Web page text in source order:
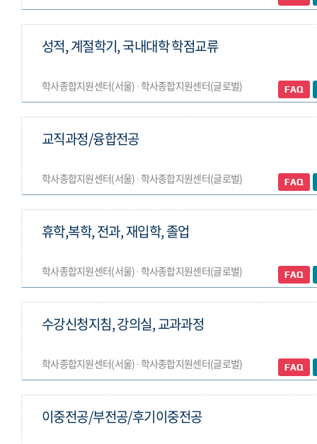
학사종합지원센터(서울) ∙ 학사종합지원센터(글로벌)
성적, 계절학기, 국내대학 학점교류
학사종합지원센터(서울) ∙ 학사종합지원센터(글로벌)
교직과정/융합전공
학사종합지원센터(서울) ∙ 학사종합지원센터(글로벌)
휴학,복학, 전과, 재입학, 졸업
학사종합지원센터(서울) ∙ 학사종합지원센터(글로벌)
수강신청지침, 강의실, 교과과정
이중전공/부전공/후기이중전공